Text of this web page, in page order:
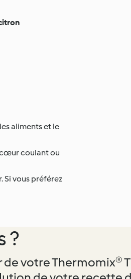
aliments et le
cœur coulant ou
Si vous préférez
?
votre Thermomix®